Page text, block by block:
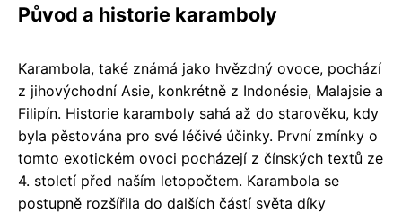
Původ a historie karamboly
Karambola, také známá jako hvězdný ovoce, pochází
z jihovýchodní Asie, konkrétně z Indonésie, Malajsie a
Filipín. Historie karamboly sahá až do starověku, kdy
byla pěstována pro své léčivé účinky. První zmínky o
tomto exotickém ovoci pocházejí z čínských textů ze
4. století před naším letopočtem. Karambola se
postupně rozšířila do dalších částí světa díky